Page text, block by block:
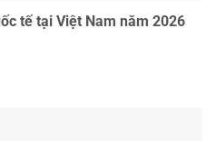
tế tại Việt Nam năm 2026